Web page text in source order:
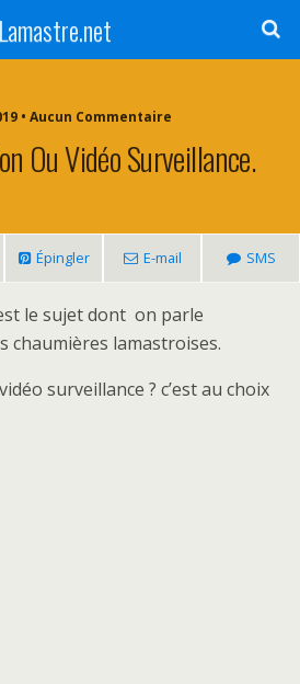
Lamastre.net
• Aucun Commentaire
Ou Vidéo Surveillance.
Épingler E-mail SMS
le sujet dont on parle
chaumières lamastroises.
surveillance ? c’est au choix